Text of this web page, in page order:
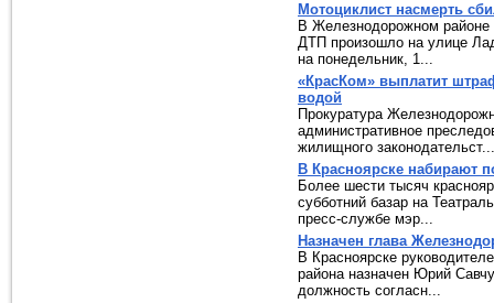
Мотоциклист насмерть
В Железнодорожном районе
ДТП произошло на улице
на понедельник, 1...
«КрасКом» выплатит
водой
Прокуратура
административное
жилищного законодательст...
В Красноярске набирают
Более шести тысяч
субботний базар на
пресс-службе мэр...
Назначен глава
В Красноярске
района назначен Юрий
должность согласн...